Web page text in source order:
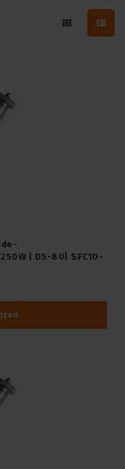
| D5-80| SFC10-